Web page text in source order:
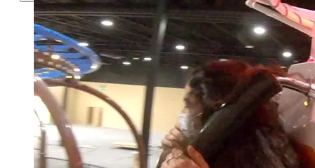
JUGAR
DIVERSIÓN BAJO TECHO
DIVERSIÓN AL AIRE LIBRE
COMER
BAR & PARRILLA
REVL
BUFÉ LIBRE
FIESTA